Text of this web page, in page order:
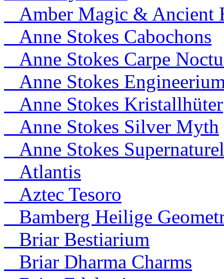
Amber Magic & Ancient
Anne Stokes Cabochons
Anne Stokes Carpe
Anne Stokes
Anne Stokes Kristallhüter
Anne Stokes Silver Myth
Anne Stokes
Atlantis
Aztec Tesoro
Bamberg Heilige
Briar Bestiarium
Briar Dharma Charms